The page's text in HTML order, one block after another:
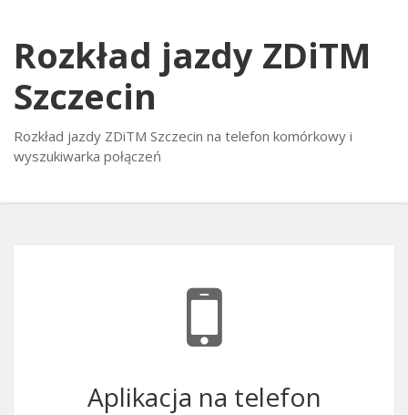
Rozkład jazdy ZDiTM
Szczecin
Rozkład jazdy ZDiTM Szczecin na telefon komórkowy i
wyszukiwarka połączeń
Aplikacja na telefon